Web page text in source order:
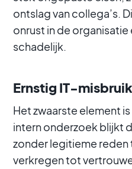
ontslag van collega’s.
onrust in de organisatie
schadelijk.
Ernstig IT-misbruik
Het zwaarste element
intern onderzoek blijkt
zonder legitieme
verkregen tot